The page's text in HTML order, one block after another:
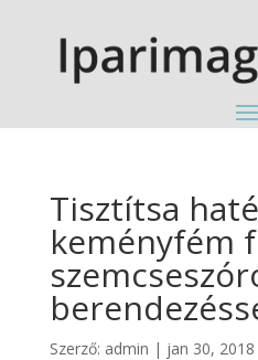
Tisztítsa
keményfém
Szerző: admin | jan 30, 2018